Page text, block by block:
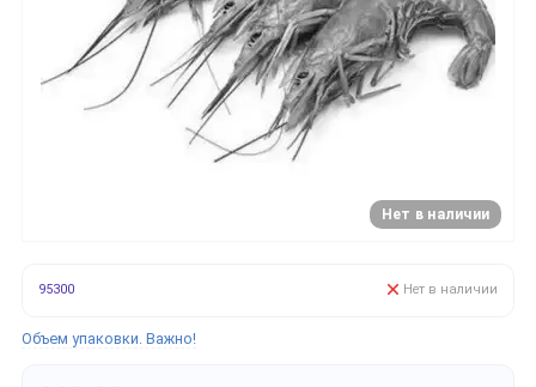
Нет в наличии
95300 Нет в наличии
Объем упаковки. Важно!